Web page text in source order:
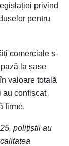
privind
pentru
comerciale s-
la șase
valoare totală
au confiscat
firme.
polițiștii au